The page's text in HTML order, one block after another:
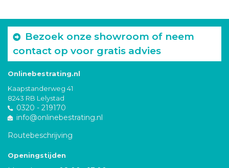
Bezoek onze showroom of neem
contact op voor gratis advies
Onlinebestrating.nl
Kaapstanderweg 41
8243 RB Lelystad
0320 - 219170
info@onlinebestrating.nl
Routebeschrijving
Openingstijden